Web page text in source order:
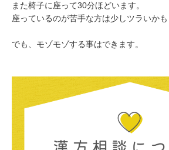
また椅子に座って30分ほどいます。
座っているのが苦手な方は少しツラいかも
でも、モゾモゾする事はできます。